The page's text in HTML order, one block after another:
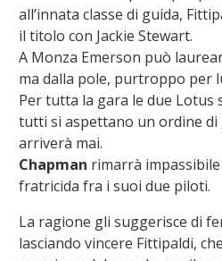
all’innata classe di guida,
il titolo con Jackie Stewart.
A Monza Emerson può
ma dalla pole, purtroppo per
Per tutta la gara le due Lotus
tutti si aspettano un ordine di
arriverà mai.
Chapman rimarrà
fratricida fra i suoi due piloti.
La ragione gli suggerisce di
lasciando vincere Fittipaldi,